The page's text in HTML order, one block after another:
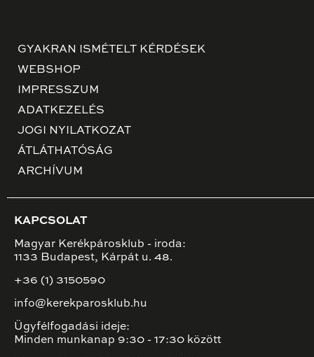
GYAKRAN ISMÉTELT KÉRDÉSEK
WEBSHOP
IMPRESSZUM
ADATKEZELÉS
JOGI NYILATKOZAT
ÁTLÁTHATÓSÁG
ARCHÍVUM
KAPCSOLAT
Magyar Kerékpárosklub - iroda:
1133 Budapest, Kárpát u. 48.
+36 (1) 3150590
info@kerekparosklub.hu
Ügyfélfogadási ideje:
Minden munkanap 9:30 - 17:30 között